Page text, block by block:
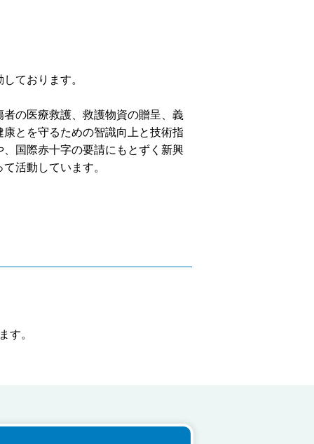
ております。
の医療救護、救護物資の贈呈、義
とを守るための智識向上と技術指
国際赤十字の要請にもとずく新興
活動しています。
す。